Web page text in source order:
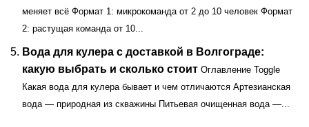
меняет всё Формат 1: микрокоманда от 2 до 10 человек Формат
2: растущая команда от 10...
Вода для кулера с доставкой в Волгограде:
какую выбрать и сколько стоит Оглавление Toggle
Какая вода для кулера бывает и чем отличаются Артезианская
вода — природная из скважины Питьевая очищенная вода —...